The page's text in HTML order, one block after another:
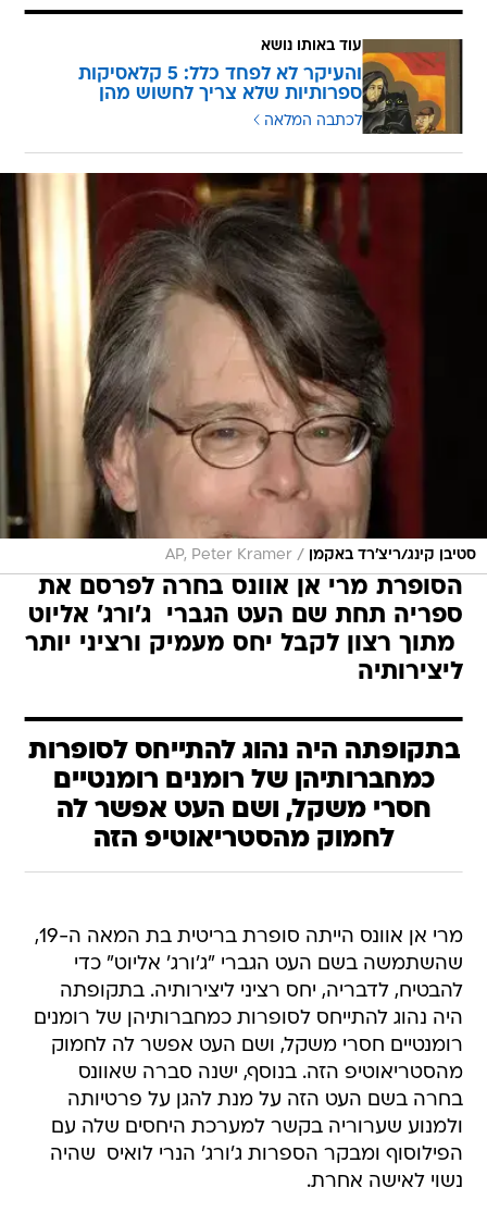
עוד באותו נושא
והעיקר לא לפחד כלל: 5 קלאסיקות
ספרותיות שלא צריך לחשוש מהן
לכתבה המלאה
סטיבן קינג/ריצ'רד באקמן /
AP, Peter Kramer
הסופרת מרי אן אוונס בחרה לפרסם את
ספריה תחת שם העט הגברי  ג'ורג' אליוט
 מתוך רצון לקבל יחס מעמיק ורציני יותר
ליצירותיה
בתקופתה היה נהוג להתייחס לסופרות
כמחברותיהן של רומנים רומנטיים
חסרי משקל, ושם העט אפשר לה
לחמוק מהסטריאוטיפ הזה
מרי אן אוונס הייתה סופרת בריטית בת המאה ה-19,
שהשתמשה בשם העט הגברי "ג'ורג' אליוט" כדי
להבטיח, לדבריה, יחס רציני ליצירותיה. בתקופתה
היה נהוג להתייחס לסופרות כמחברותיהן של רומנים
רומנטיים חסרי משקל, ושם העט אפשר לה לחמוק
מהסטריאוטיפ הזה. בנוסף, ישנה סברה שאוונס
בחרה בשם העט הזה על מנת להגן על פרטיותה
ולמנוע שערוריה בקשר למערכת היחסים שלה עם
הפילוסוף ומבקר הספרות ג'ורג' הנרי לואיס  שהיה
נשוי לאישה אחרת.